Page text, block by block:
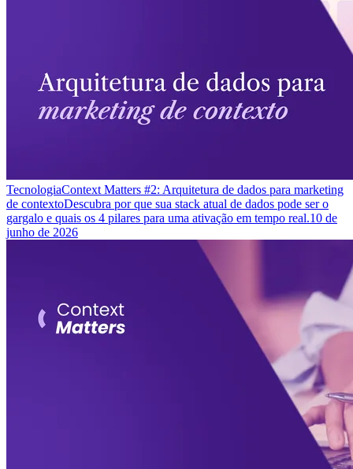
TecnologiaContext Matters #2: Arquitetura de dados para marketing
de contextoDescubra por que sua stack atual de dados pode ser o
gargalo e quais os 4 pilares para uma ativação em tempo real.10 de
junho de 2026